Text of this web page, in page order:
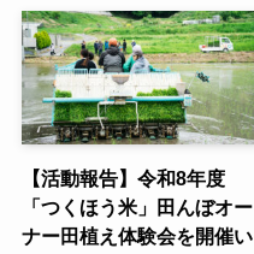
【活動報告】令和8年度
「つくほう米」田んぼオー
ナー田植え体験会を開催い